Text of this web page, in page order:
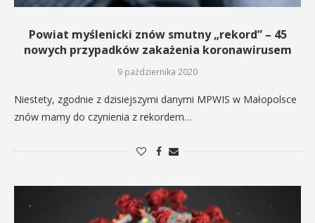
Powiat myślenicki znów smutny „rekord” – 45
nowych przypadków zakażenia koronawirusem
9 października 2020
Niestety, zgodnie z dzisiejszymi danymi MPWIS w Małopolsce
znów mamy do czynienia z rekordem…